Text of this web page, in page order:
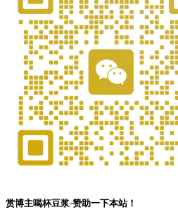
赏博主喝杯豆浆-赞助一下本站！